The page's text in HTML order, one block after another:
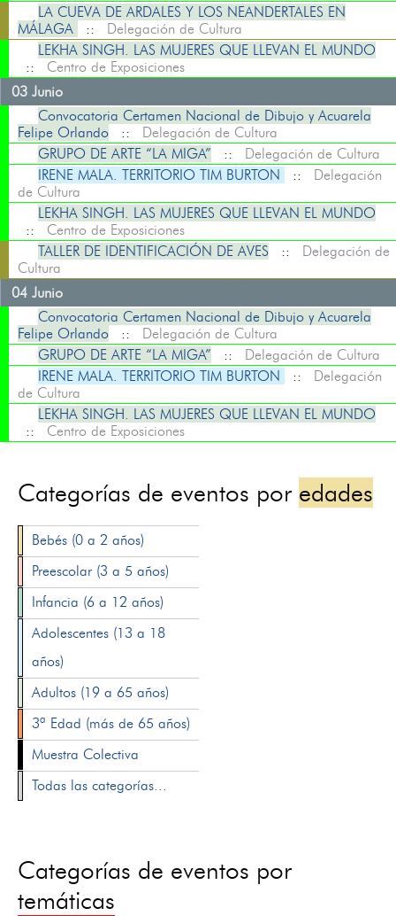
LA CUEVA DE ARDALES Y LOS NEANDERTALES EN
MÁLAGA
:: Delegación de Cultura
LEKHA SINGH. LAS MUJERES QUE LLEVAN EL MUNDO
:: Centro de Exposiciones
03 Junio
Convocatoria Certamen Nacional de Dibujo y Acuarela
Felipe Orlando :: Delegación de Cultura
GRUPO DE ARTE “LA MIGA” :: Delegación de Cultura
IRENE MALA. TERRITORIO TIM BURTON
:: Delegación
de Cultura
LEKHA SINGH. LAS MUJERES QUE LLEVAN EL MUNDO
:: Centro de Exposiciones
TALLER DE IDENTIFICACIÓN DE AVES :: Delegación de
Cultura
04 Junio
Convocatoria Certamen Nacional de Dibujo y Acuarela
Felipe Orlando :: Delegación de Cultura
GRUPO DE ARTE “LA MIGA” :: Delegación de Cultura
IRENE MALA. TERRITORIO TIM BURTON
:: Delegación
de Cultura
LEKHA SINGH. LAS MUJERES QUE LLEVAN EL MUNDO
:: Centro de Exposiciones
Categorías de eventos por edades
Bebés (0 a 2 años)
Preescolar (3 a 5 años)
Infancia (6 a 12 años)
Adolescentes (13 a 18
años)
Adultos (19 a 65 años)
3ª Edad (más de 65 años)
Muestra Colectiva
Todas las categorías...
Categorías de eventos por
temáticas